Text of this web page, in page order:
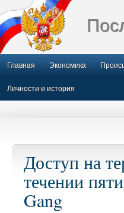
Главная Экономика
Личности и история
Доступ на
течении
Gang